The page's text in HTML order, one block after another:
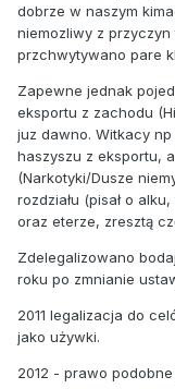
dobrze w naszym
niemozliwy z
przchwytywano pare
Zapewne jednak
eksportu z zachodu
juz dawno. Witkacy
haszyszu z eksportu,
(Narkotyki/Dusze
rozdziału (pisał o
oraz eterze, zresztą
Zdelegalizowano
roku po zmnianie
2011 legalizacja do
jako używki.
2012 - prawo